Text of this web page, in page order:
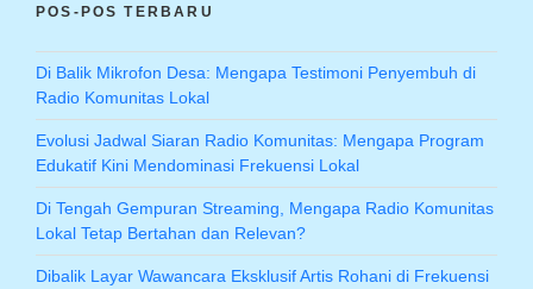
POS-POS TERBARU
Di Balik Mikrofon Desa: Mengapa Testimoni Penyembuh di
Radio Komunitas Lokal
Evolusi Jadwal Siaran Radio Komunitas: Mengapa Program
Edukatif Kini Mendominasi Frekuensi Lokal
Di Tengah Gempuran Streaming, Mengapa Radio Komunitas
Lokal Tetap Bertahan dan Relevan?
Dibalik Layar Wawancara Eksklusif Artis Rohani di Frekuensi